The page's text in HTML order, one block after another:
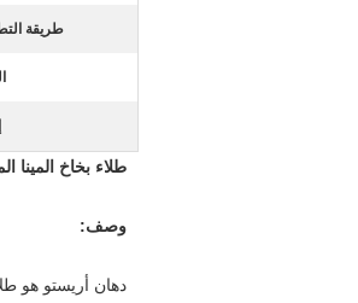
طريقة
طلاء بخاخ المينا
وصف:
دهان أريستو هو